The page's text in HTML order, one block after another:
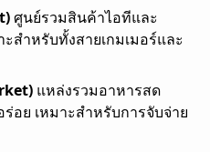
ศูนย์รวมสินค้าไอทีและ
สำหรับทั้งสายเกมเมอร์และ
แหล่งรวมอาหารสด
อย เหมาะสำหรับการจับจ่าย